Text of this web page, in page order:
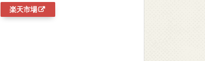
楽天市場